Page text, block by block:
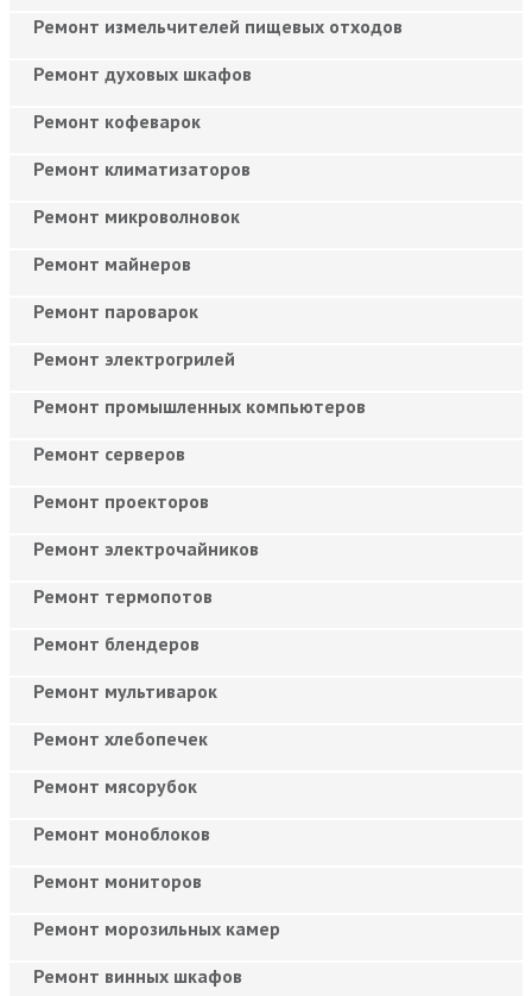
Ремонт измельчителей пищевых отходов
Ремонт духовых шкафов
Ремонт кофеварок
Ремонт климатизаторов
Ремонт микроволновок
Ремонт майнеров
Ремонт пароварок
Ремонт электрогрилей
Ремонт промышленных компьютеров
Ремонт серверов
Ремонт проекторов
Ремонт электрочайников
Ремонт термопотов
Ремонт блендеров
Ремонт мультиварок
Ремонт хлебопечек
Ремонт мясорубок
Ремонт моноблоков
Ремонт мониторов
Ремонт морозильных камер
Ремонт винных шкафов